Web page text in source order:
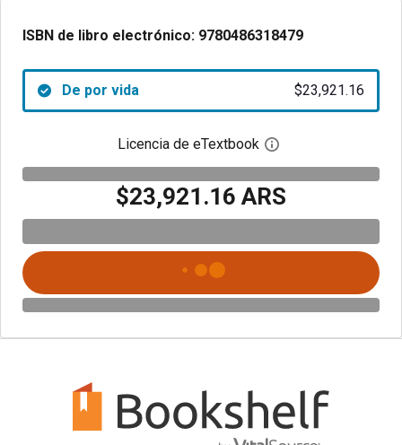
ISBN de libro electrónico: 9780486318479
De por vida $23,921.16
Licencia de eTextbook Abre el cuadro de
$23,921.16 ARS